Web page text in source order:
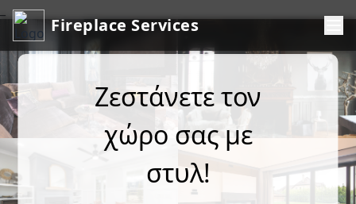
Fireplace Services
Ζεστάνετε τον
χώρο σας με
στυλ!